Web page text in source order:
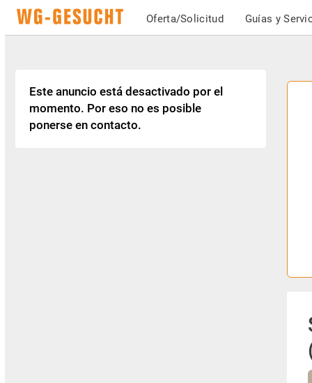
Oferta/Solicitud Guías y
Este anuncio está desactivado por el
momento. Por eso no es posible
ponerse en contacto.